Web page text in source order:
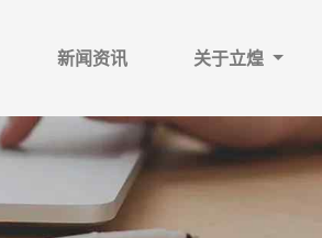
新闻资讯 关于立煌